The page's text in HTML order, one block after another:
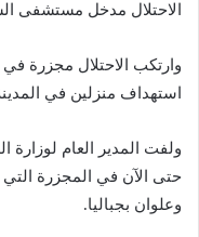
الاحتلال مدخل مستشفى
وارتكب الاحتلال مجزرة
استهداف منزلين في
حتى الآن في المجزرة التي
وعلوان بجباليا.